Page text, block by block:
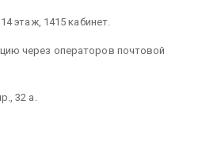
этаж, 1415 кабинет.
через операторов почтовой
32 а.